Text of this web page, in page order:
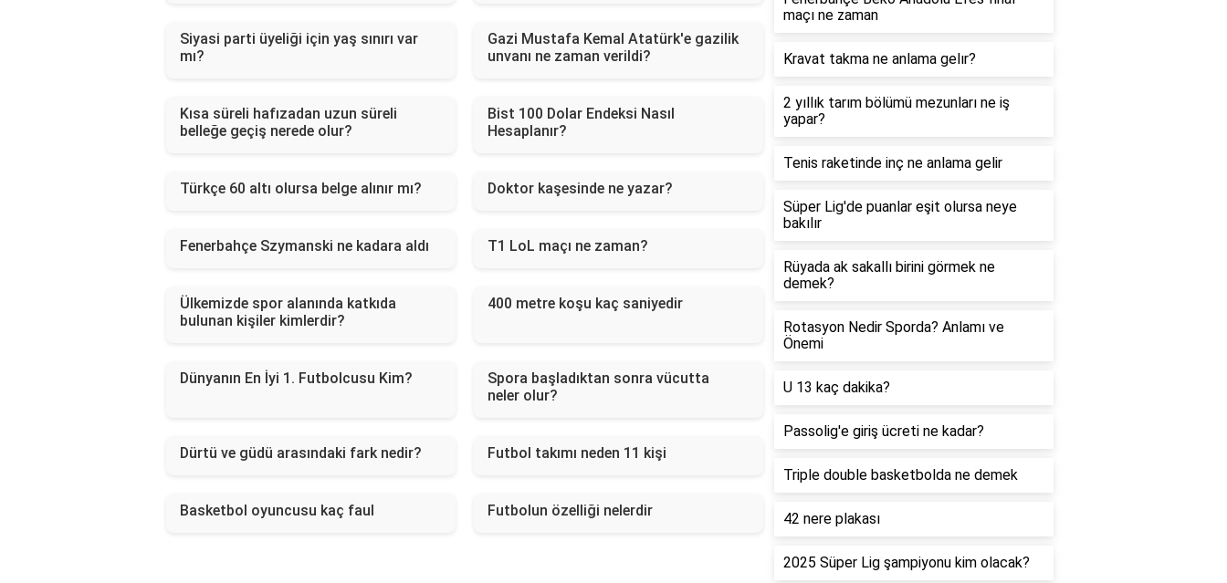
Siyasi parti üyeliği için yaş sınırı var
mı?
Gazi Mustafa Kemal Atatürk'e gazilik
unvanı ne zaman verildi?
Kısa süreli hafızadan uzun süreli
belleğe geçiş nerede olur?
Bist 100 Dolar Endeksi Nasıl
Hesaplanır?
Türkçe 60 altı olursa belge alınır mı? Doktor kaşesinde ne yazar?
Fenerbahçe Szymanski ne kadara aldı T1 LoL maçı ne zaman?
Ülkemizde spor alanında katkıda
bulunan kişiler kimlerdir?
400 metre koşu kaç saniyedir
Dünyanın En İyi 1. Futbolcusu Kim?
Spora başladıktan sonra vücutta
neler olur?
Dürtü ve güdü arasındaki fark nedir? Futbol takımı neden 11 kişi
Basketbol oyuncusu kaç faul Futbolun özelliği nelerdir
maçı ne zaman
Kravat takma ne anlama gelır?
2 yıllık tarım bölümü mezunları ne iş
yapar?
Tenis raketinde inç ne anlama gelir
Süper Lig'de puanlar eşit olursa neye
bakılır
Rüyada ak sakallı birini görmek ne
demek?
Rotasyon Nedir Sporda? Anlamı ve
Önemi
U 13 kaç dakika?
Passolig'e giriş ücreti ne kadar?
Triple double basketbolda ne demek
42 nere plakası
2025 Süper Lig şampiyonu kim olacak?